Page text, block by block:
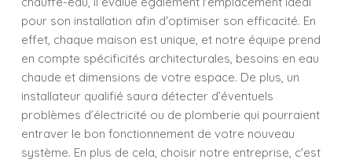
pour son installation afin d'optimiser son efficacité. En
effet, chaque maison est unique, et notre équipe prend
en compte spécificités architecturales, besoins en eau
chaude et dimensions de votre espace. De plus, un
installateur qualifié saura détecter d’éventuels
problèmes d’électricité ou de plomberie qui pourraient
entraver le bon fonctionnement de votre nouveau
système. En plus de cela, choisir notre entreprise, c'est